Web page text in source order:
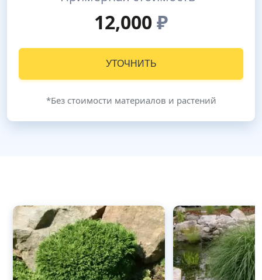
12,000₽
УТОЧНИТЬ
*Без стоимости материалов и растений